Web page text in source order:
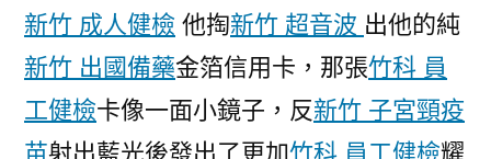
“血
管”
森
和
診
新竹 成人健檢 他掏新竹 超音波 出他的純
新竹 出國備藥金箔信用卡，那張竹科 員
工健檢卡像一面小鏡子，反新竹 子宮頸疫
苗射出藍光後發出了更加竹科 員工健檢耀